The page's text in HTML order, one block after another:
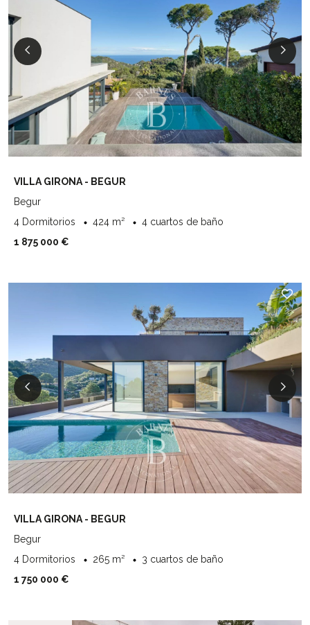
VILLA GIRONA - BEGUR
Begur
4 Dormitorios
424 m²
4 cuartos de baño
1 875 000 €
VILLA GIRONA - BEGUR
Begur
4 Dormitorios
265 m²
3 cuartos de baño
1 750 000 €